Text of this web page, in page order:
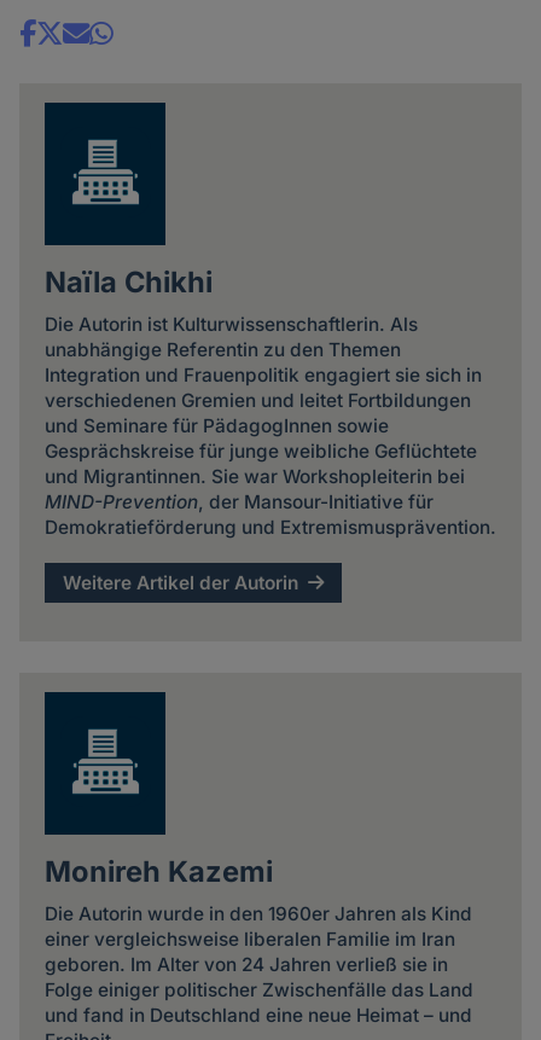
Share
Naïla Chikhi
Die Autorin ist Kulturwissenschaftlerin. Als
unabhängige Referentin zu den Themen
Integration und Frauenpolitik engagiert sie sich in
verschiedenen Gremien und leitet Fortbildungen
und Seminare für PädagogInnen sowie
Gesprächskreise für junge weibliche Geflüchtete
und Migrantinnen. Sie war Workshopleiterin bei
MIND-Prevention, der Mansour-Initiative für
Demokratieförderung und Extremismusprävention.
Weitere Artikel der Autorin
Monireh Kazemi
Die Autorin wurde in den 1960er Jahren als Kind
einer vergleichsweise liberalen Familie im Iran
geboren. Im Alter von 24 Jahren verließ sie in
Folge einiger politischer Zwischenfälle das Land
und fand in Deutschland eine neue Heimat – und